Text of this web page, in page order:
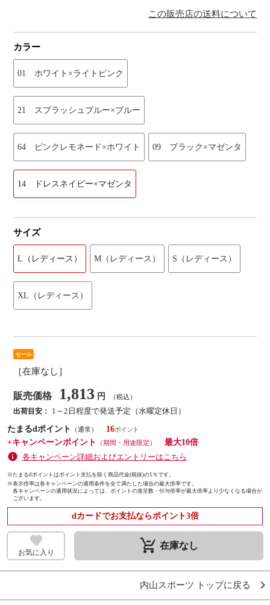
この販売店の送料について
カラー
01 ホワイト×ライトピンク
21 スプラッシュブルー×ブルー
64 ピンクレモネード×ホワイト 09 ブラック×マゼンタ
14 ドレスネイビー×マゼンタ
サイズ
L（レディース） M（レディース） S（レディース）
XL（レディース）
セール
［在庫なし］
販売価格 1,813 円 （税込）
出荷目安：
1～2日程度で発送予定（水曜定休日）
たまるdポイント
（通常）
16
+キャンペーンポイント
（期間・用途限定）
最大10倍
各キャンペーン詳細およびエントリーはこちら
※たまるdポイントはポイント支払を除く商品代金(税抜)の1％です。
※表示倍率は各キャンペーンの適用条件を全て満たした場合の最大倍率です。
各キャンペーンの適用状況によっては、ポイントの進呈数・付与倍率が最大倍率より少なくなる場合が
ございます。
dカードでお支払ならポイント3倍
お気に入り remove_shopping_cart 在庫なし
内山スポーツ トップに戻る